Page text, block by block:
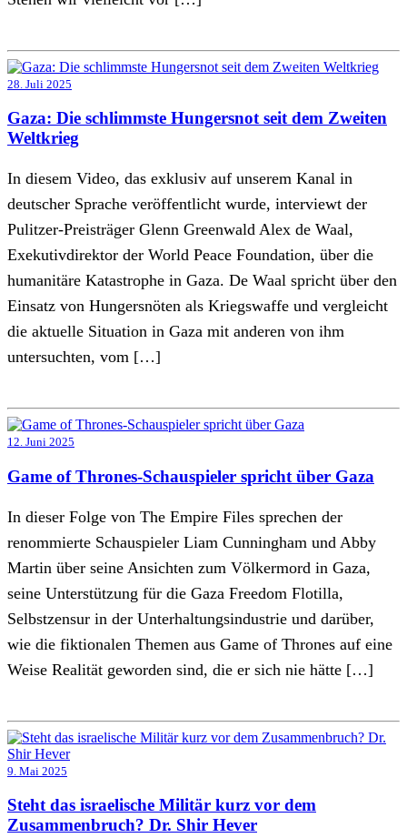
28. Juli 2025
Gaza: Die schlimmste Hungersnot seit dem Zweiten
Weltkrieg
In diesem Video, das exklusiv auf unserem Kanal in
deutscher Sprache veröffentlicht wurde, interviewt der
Pulitzer-Preisträger Glenn Greenwald Alex de Waal,
Exekutivdirektor der World Peace Foundation, über die
humanitäre Katastrophe in Gaza. De Waal spricht über den
Einsatz von Hungersnöten als Kriegswaffe und vergleicht
die aktuelle Situation in Gaza mit anderen von ihm
untersuchten, vom […]
12. Juni 2025
Game of Thrones-Schauspieler spricht über Gaza
In dieser Folge von The Empire Files sprechen der
renommierte Schauspieler Liam Cunningham und Abby
Martin über seine Ansichten zum Völkermord in Gaza,
seine Unterstützung für die Gaza Freedom Flotilla,
Selbstzensur in der Unterhaltungsindustrie und darüber,
wie die fiktionalen Themen aus Game of Thrones auf eine
Weise Realität geworden sind, die er sich nie hätte […]
9. Mai 2025
Steht das israelische Militär kurz vor dem
Zusammenbruch? Dr. Shir Hever